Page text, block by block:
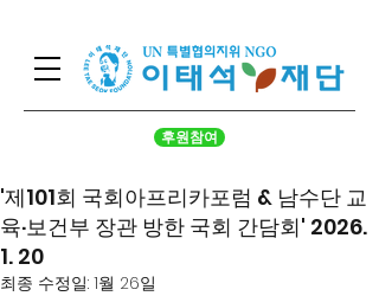
후원참여
'제101회 국회아프리카포럼 & 남수단 교
육·보건부 장관 방한 국회 간담회' 2026.
1. 20
최종 수정일: 1월 26일